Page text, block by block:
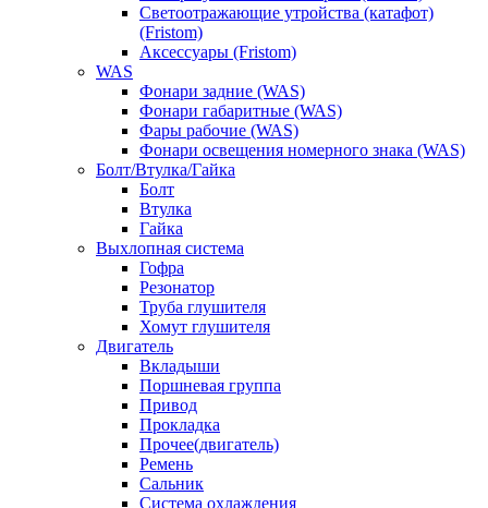
Светоотражающие утройства (катафот)
(Fristom)
Аксессуары (Fristom)
WAS
Фонари задние (WAS)
Фонари габаритные (WAS)
Фары рабочие (WAS)
Фонари освещения номерного знака (WAS)
Болт/Втулка/Гайка
Болт
Втулка
Гайка
Выхлопная система
Гофра
Резонатор
Труба глушителя
Хомут глушителя
Двигатель
Вкладыши
Поршневая группа
Привод
Прокладка
Прочее(двигатель)
Ремень
Сальник
Система охлаждения